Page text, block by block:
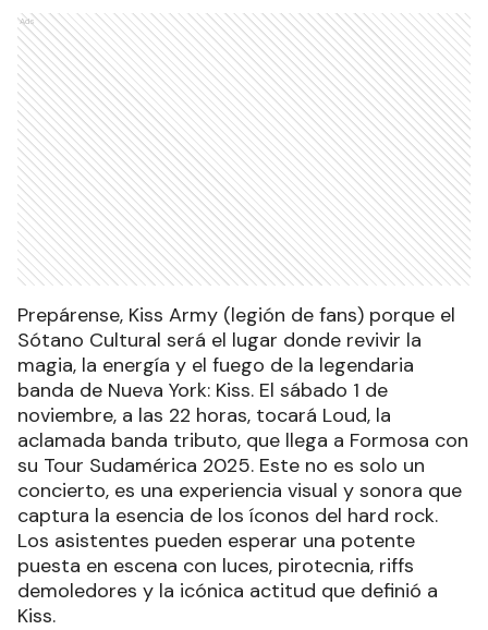
Ads
Prepárense, Kiss Army (legión de fans) porque el
Sótano Cultural será el lugar donde revivir la
magia, la energía y el fuego de la legendaria
banda de Nueva York: Kiss. El sábado 1 de
noviembre, a las 22 horas, tocará Loud, la
aclamada banda tributo, que llega a Formosa con
su Tour Sudamérica 2025. Este no es solo un
concierto, es una experiencia visual y sonora que
captura la esencia de los íconos del hard rock.
Los asistentes pueden esperar una potente
puesta en escena con luces, pirotecnia, riffs
demoledores y la icónica actitud que definió a
Kiss.